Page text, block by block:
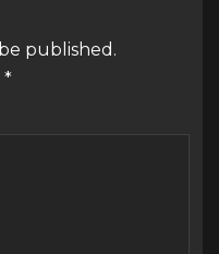
published.
*